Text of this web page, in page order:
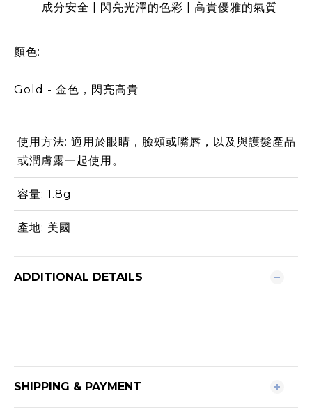
成分安全 | 閃亮光澤的色彩 | 高貴優雅的氣質
顏色:
Gold - 金色，閃亮高貴
使用方法: 適用於眼睛，臉頰或嘴唇，以及與護髮產品
或潤膚露一起使用。
容量: 1.8g
產地: 美國
ADDITIONAL DETAILS
SHIPPING & PAYMENT